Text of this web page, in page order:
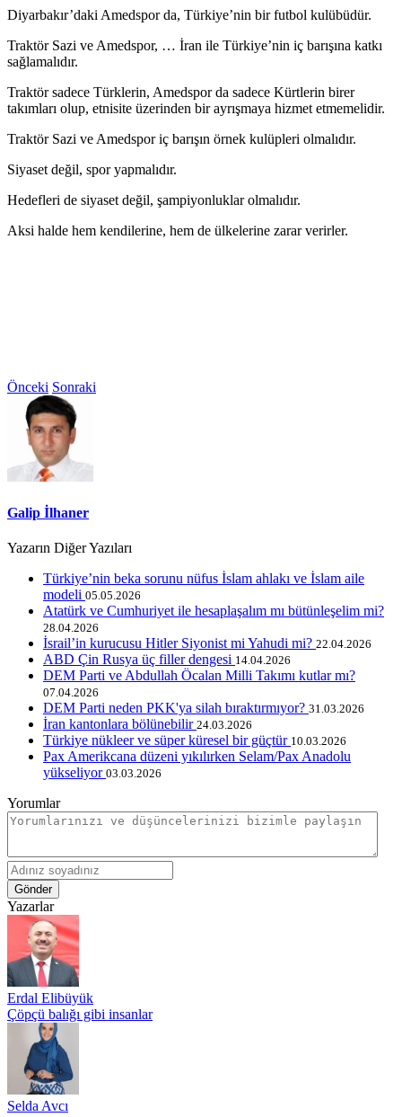
Diyarbakır’daki Amedspor da, Türkiye’nin bir futbol kulübüdür.
Traktör Sazi ve Amedspor, … İran ile Türkiye’nin iç barışına katkı
sağlamalıdır.
Traktör sadece Türklerin, Amedspor da sadece Kürtlerin birer
takımları olup, etnisite üzerinden bir ayrışmaya hizmet etmemelidir.
Traktör Sazi ve Amedspor iç barışın örnek kulüpleri olmalıdır.
Siyaset değil, spor yapmalıdır.
Hedefleri de siyaset değil, şampiyonluklar olmalıdır.
Aksi halde hem kendilerine, hem de ülkelerine zarar verirler.
Önceki Sonraki
Galip İlhaner
Yazarın Diğer Yazıları
Türkiye’nin beka sorunu nüfus İslam ahlakı ve İslam aile
modeli 05.05.2026
Atatürk ve Cumhuriyet ile hesaplaşalım mı bütünleşelim mi?
28.04.2026
İsrail’in kurucusu Hitler Siyonist mi Yahudi mi? 22.04.2026
ABD Çin Rusya üç filler dengesi 14.04.2026
DEM Parti ve Abdullah Öcalan Milli Takımı kutlar mı?
07.04.2026
DEM Parti neden PKK'ya silah bıraktırmıyor? 31.03.2026
İran kantonlara bölünebilir 24.03.2026
Türkiye nükleer ve süper küresel bir güçtür 10.03.2026
Pax Amerikcana düzeni yıkılırken Selam/Pax Anadolu
yükseliyor 03.03.2026
Yorumlar
Gönder
Yazarlar
Erdal Elibüyük
Çöpçü balığı gibi insanlar
Selda Avcı